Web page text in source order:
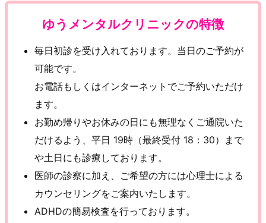
ゆうメンタルクリニックの特徴
毎日初診を受け入れております。当日のご予約が
可能です。
お電話もしくはインターネットでご予約いただけ
ます。
お勤め帰りやお休みの日にも無理なくご通院いた
だけるよう、平日 19時（最終受付 18：30）まで
や土日にも診療しております。
医師の診察に加え、ご希望の方には心理士による
カウンセリングをご案内いたします。
ADHDの簡易検査を行っております。